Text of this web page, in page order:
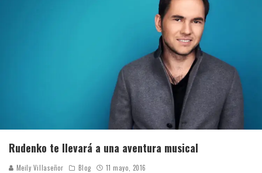
Rudenko te llevará a una aventura musical
Meily Villaseñor Blog 11 mayo, 2016